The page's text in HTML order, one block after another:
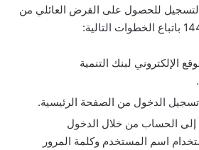
التسجيل للحصول على القرض العائلي من
الإلكتروني لبنك التنمية
الدخول من الصفحة الرئيسية.
الحساب من خلال الدخول
اسم المستخدم وكلمة المرور